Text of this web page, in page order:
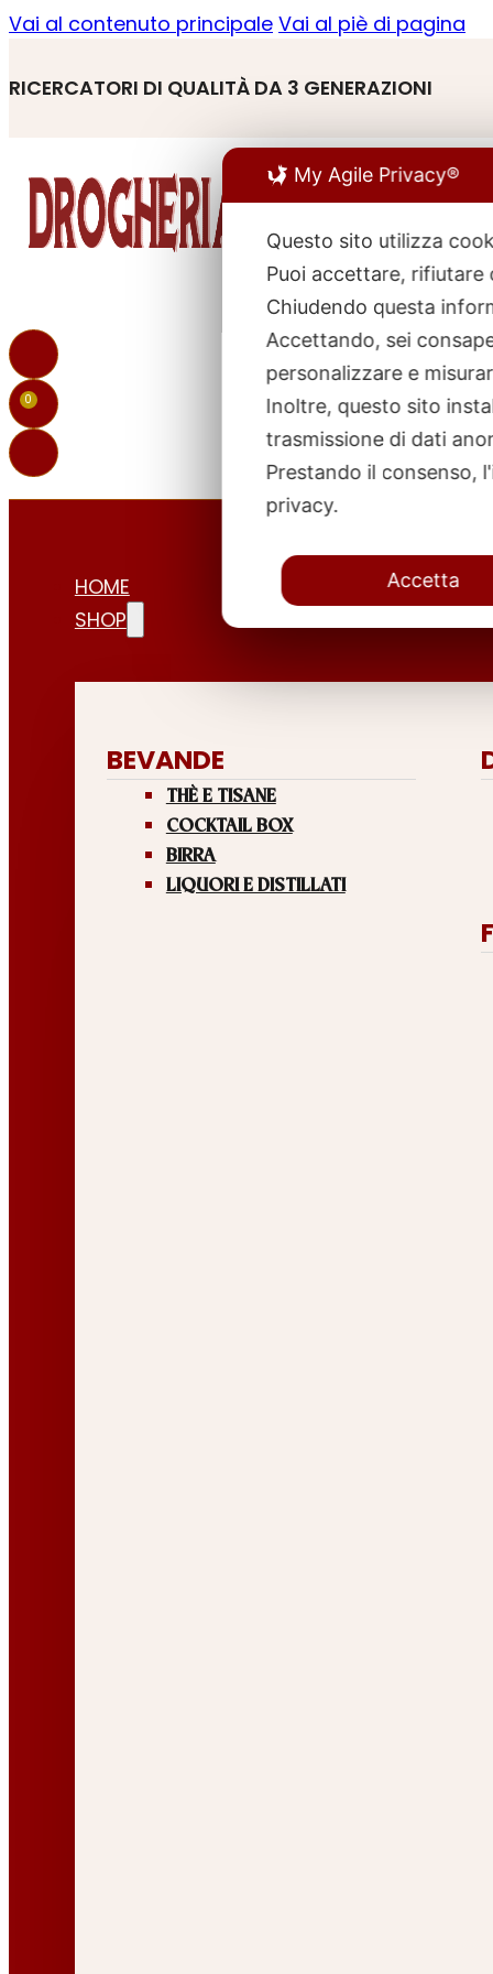
Vai al contenuto principale Vai al piè di pagina
RICERCATORI DI QUALITÀ DA 3 GENERAZIONI
0
HOME
SHOP
BEVANDE
THÈ E TISANE
COCKTAIL BOX
BIRRA
LIQUORI E DISTILLATI
My Agile Privacy®
Questo sito utilizza
Puoi accettare, rifiutare
Chiudendo questa
Accettando, sei
personalizzare e
Inoltre, questo sito
trasmissione di dati
Prestando il consenso,
privacy.
Accetta